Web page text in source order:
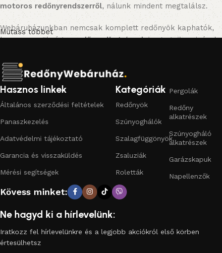
motoros redőnyrendszerről, nálunk mindent megtalálsz.
Webáruházunkban nemcsak komplett redőnyök kaphatók,
hanem a szükségesredőny alkatrészekis: gurtnik, zsinórok,
Emellett praktikus
kivitelben) és kiegészítőket is kínálunk, hogy otthonod
kényelmes és biztonságos legyen.
Miért érdemes a Redőny Webáruházat választani?
műanyag redőnytől az alumínium
redőnyön át a motoros megoldásokig.
bevált gyártók, hosszú élettartam.
Gyors, egyszerű rendelés:online kosárból egyenesen az
Komplett árnyékolástechnika egy helyen:
alkatrészek, szúnyoghálók.
Mutass többet
Hasznos linkek
Általános szerződési feltételek
Panaszkezelés
Adatvédelmi tájékoztató
Garancia és visszaküldés
Mérési segítségek
Kategóriák
Redőnyök
Szúnyoghálók
Szalagfüggönyök
Zsaluziák
Roletták
Pergolák
Redőny
alkatrészek
Szúnyogháló
alkatrészek
Garázskapuk
Napellenzők
Kövess minket:
Ne hagyd ki a hírlevelünk:
Iratkozz fel hírlevelünkre és a legjobb akciókról első körben
értesülhetsz